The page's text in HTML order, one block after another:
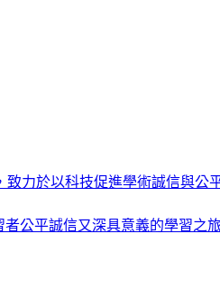
力於以科技促進學術誠信與公
公平誠信又深具意義的學習之